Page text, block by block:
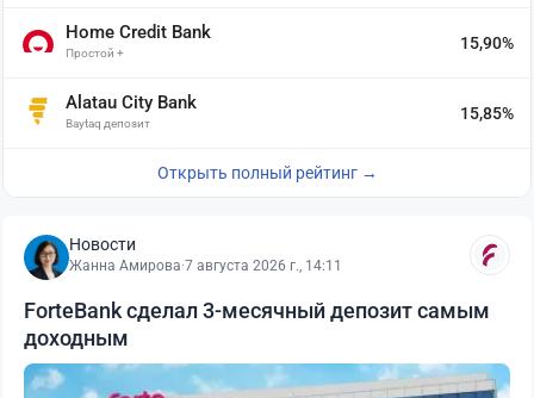
Home Credit Bank
Простой +
15,90%
Alatau City Bank
Baytaq депозит
15,85%
Открыть полный рейтинг →
Новости
Жанна Амирова·7 августа 2026 г., 14:11
ForteBank сделал 3-месячный депозит самым
доходным